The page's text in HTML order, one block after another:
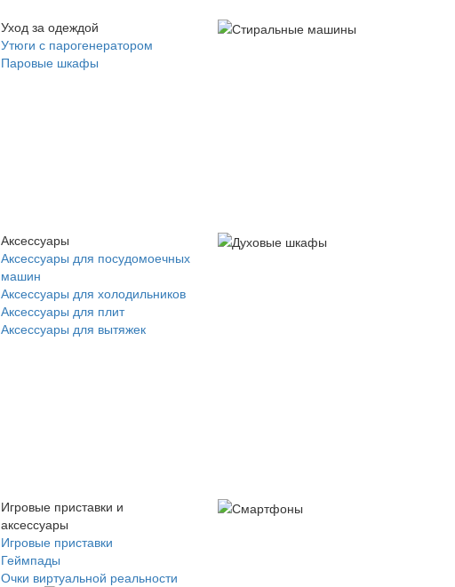
Уход за одеждой
Утюги с парогенератором
Паровые шкафы
Аксессуары
Аксессуары для посудомоечных
машин
Аксессуары для холодильников
Аксессуары для плит
Аксессуары для вытяжек
Игровые приставки и
аксессуары
Игровые приставки
Геймпады
Очки виртуальной реальности